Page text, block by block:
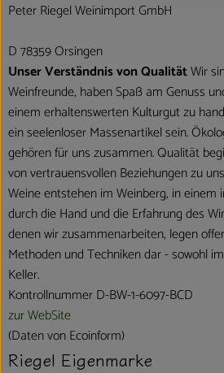
Peter Riegel Weinimport GmbH
D 78359 Orsingen
Unser Verständnis von QualitätWir
Weinfreunde, haben Spaß am Genuss
einem erhaltenswerten Kulturgut zu
ein seelenloser Massenartikel sein.
gehören für uns zusammen. Qualität
von vertrauensvollen Beziehungen zu
Weine entstehen im Weinberg, in einem
durch die Hand und die Erfahrung des
denen wir zusammenarbeiten, legen
Methoden und Techniken dar - sowohl
Keller.
Kontrollnummer D-BW-1-6097-BCD
zur WebSite
(Daten von Ecoinform)
Riegel Eigenmarke